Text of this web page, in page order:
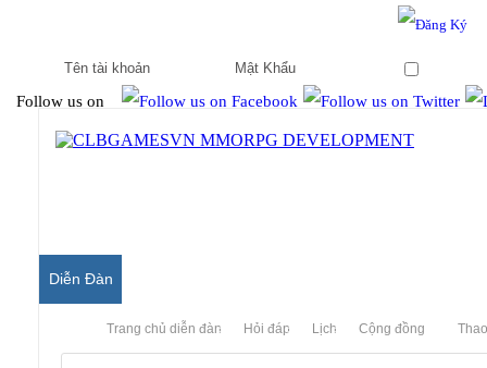
Follow us on
Diễn Đàn
Trang chủ diễn đàn Hỏi đáp Lịch Cộng đồng